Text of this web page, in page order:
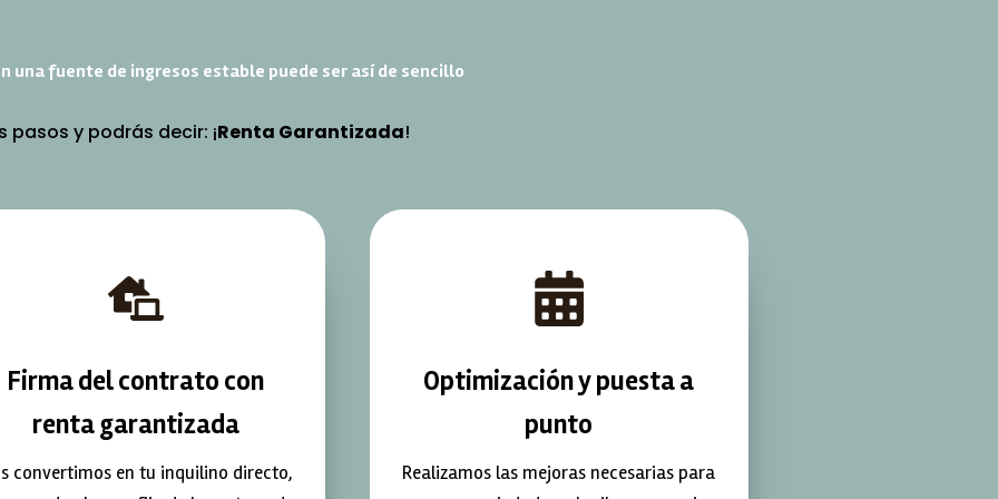
una fuente de ingresos estable puede ser así de sencillo
pasos y podrás decir: ¡Renta Garantizada!
Firma del contrato con
renta garantizada
convertimos en tu inquilino directo,
Optimización y puesta a
punto
Realizamos las mejoras necesarias para